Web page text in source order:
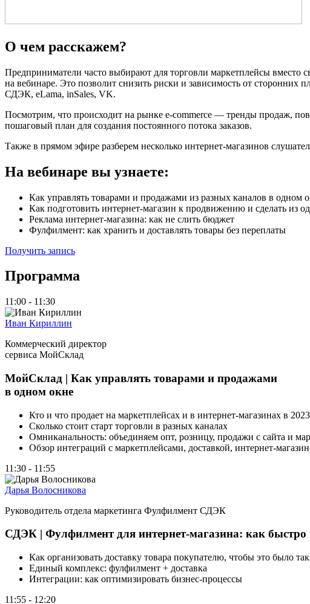
О чем расскажем?
Предприниматели часто выбирают для торговли маркетплейсы вместо
на вебинаре. Это позволит снизить риски и зависимость от
СДЭК, eLama, inSales, VK.
Посмотрим, что происходит на рынке e-commerce — тренды продаж,
пошаговый план для создания постоянного потока заказов.
Также в прямом эфире разберем несколько интернет-магазинов
На вебинаре вы узнаете:
Как управлять товарами и продажами из разных каналов в одном
Как подготовить интернет-магазин к продвижению и сделать из
Реклама интернет-магазина: как не слить бюджет
Фулфилмент: как хранить и доставлять товары без переплаты
Получить запись
Программа
11:00 - 11:30
Иван Кириллин
Коммерческий директор
сервиса МойСклад
МойСклад | Как управлять товарами и продажами
в одном окне
Кто и что продает на маркетплейсах и в интернет-магазинах в
Сколько стоит старт торговли в разных каналах
Омниканальность: объединяем опт, розницу, продажи с сайта и
Обзор интеграций с маркетплейсами, доставкой, интернет-
11:30 - 11:55
Дарья Волосникова
Руководитель отдела маркетинга Фулфилмент СДЭК
СДЭК | Фулфилмент для интернет-магазина: как быстро
Как организовать доставку товара покупателю, чтобы это было
Единый комплекс: фулфилмент + доставка
Интеграции: как оптимизировать бизнес-процессы
11:55 - 12:20